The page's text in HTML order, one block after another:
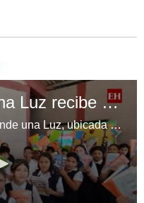
Escuela Enciende una Luz recibe cuadernos Quick, gracias a la Maratón del Saber
Los niños de la escuela Enciende una Luz, ubicada en la colonia Altos de Santa Rosa, al sur de Tegucigalpa, recibieron cuadernos Quick como parte de la Campaña Maratón del Saber.